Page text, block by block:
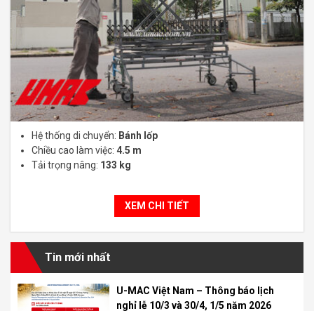
Hệ thống di chuyển: Bánh lốp
Chiều cao làm việc: 4.5 m
Tải trọng nâng: 133 kg
XEM CHI TIẾT
Tin mới nhất
U-MAC Việt Nam – Thông báo lịch
nghỉ lễ 10/3 và 30/4, 1/5 năm 2026